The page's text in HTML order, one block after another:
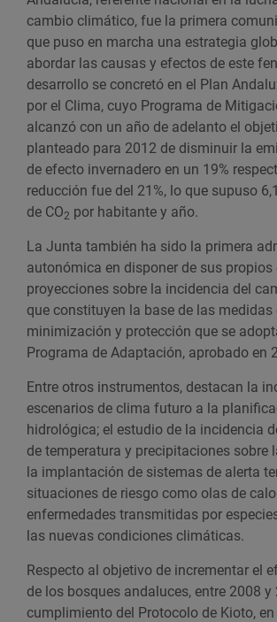
cambio climático, fue la primera
que puso en marcha una estrategia
abordar las causas y efectos de este
desarrollo se concretó en el Plan
por el Clima, cuyo Programa de
alcanzó con un año de adelanto el
planteado para 2012 de disminuir la
de efecto invernadero en un 19%
reducción fue del 21%, lo que supuso
de CO2 por habitante y año.
La Junta también ha sido la primera
autonómica en disponer de sus propios
proyecciones sobre la incidencia del
que constituyen la base de las medidas
minimización y protección que se
Programa de Adaptación, aprobado en
Entre otros instrumentos, destacan la
escenarios de clima futuro a la
hidrológica; el estudio de la incidencia
de temperatura y precipitaciones sobre
la implantación de sistemas de alerta
situaciones de riesgo como olas de
enfermedades transmitidas por
las nuevas condiciones climáticas.
Respecto al objetivo de incrementar el
de los bosques andaluces, entre 2008 y
cumplimiento del Protocolo de Kioto,